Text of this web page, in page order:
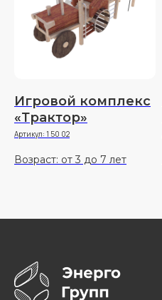
Игровой комплекс
«Трактор»
Артикул: 1 50 02
Возраст: от 3 до 7 лет